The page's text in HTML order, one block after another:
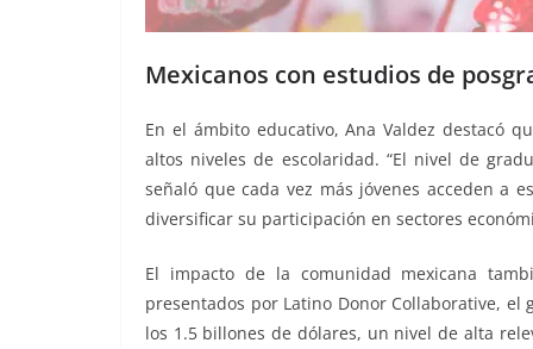
Mexicanos con estudios de
En el ámbito educativo, Ana Valdez destacó
altos niveles de escolaridad. “El nivel de
señaló que cada vez más jóvenes acceden a
diversificar su participación en sectores
El impacto de la comunidad mexicana
presentados por Latino Donor Collaborative, el
los 1.5 billones de dólares, un nivel de alta